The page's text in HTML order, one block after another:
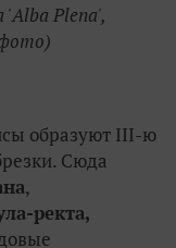
Plena',
образуют III-ю
Сюда
,
ректа,